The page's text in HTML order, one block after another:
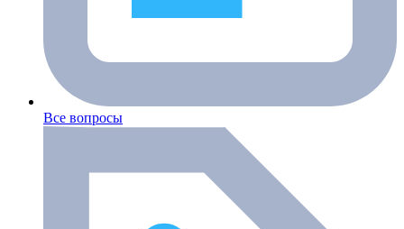
Все вопросы